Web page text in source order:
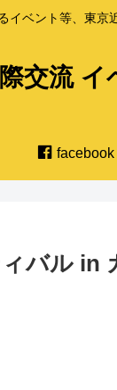
ベント等、東京
交流 イ
facebook
バル in